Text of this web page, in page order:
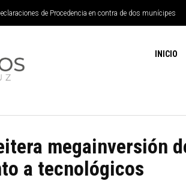
de Procedencia en contra de dos munícipes
INICIO
megainversión
a tecnológicos